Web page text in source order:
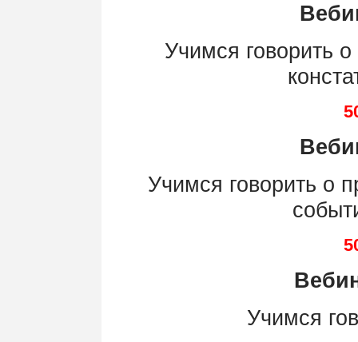
Учимся говорить
Учимся говорить о
Учимся